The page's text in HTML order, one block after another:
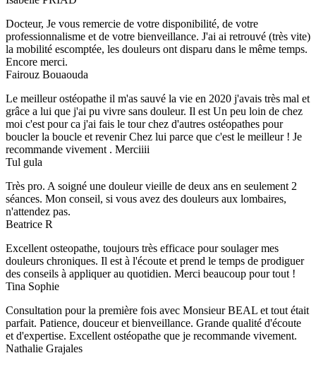
Docteur, Je vous remercie de votre disponibilité, de votre
professionnalisme et de votre bienveillance. J'ai ai retrouvé (très vite)
la mobilité escomptée, les douleurs ont disparu dans le même temps.
Encore merci.
Fairouz Bouaouda
Le meilleur ostéopathe il m'as sauvé la vie en 2020 j'avais très mal et
grâce a lui que j'ai pu vivre sans douleur. Il est Un peu loin de chez
moi c'est pour ca j'ai fais le tour chez d'autres ostéopathes pour
boucler la boucle et revenir Chez lui parce que c'est le meilleur ! Je
recommande vivement . Merciiii
Tul gula
Très pro. A soigné une douleur vieille de deux ans en seulement 2
séances. Mon conseil, si vous avez des douleurs aux lombaires,
n'attendez pas.
Beatrice R
Excellent osteopathe, toujours très efficace pour soulager mes
douleurs chroniques. Il est à l'écoute et prend le temps de prodiguer
des conseils à appliquer au quotidien. Merci beaucoup pour tout !
Tina Sophie
Consultation pour la première fois avec Monsieur BEAL et tout était
parfait. Patience, douceur et bienveillance. Grande qualité d'écoute
et d'expertise. Excellent ostéopathe que je recommande vivement.
Nathalie Grajales